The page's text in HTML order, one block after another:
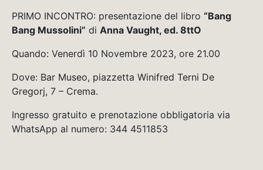
PRIMO INCONTRO: presentazione del libro “Bang
Bang Mussolini” di Anna Vaught, ed. 8ttO
Quando: Venerdì 10 Novembre 2023, ore 21.00
Dove: Bar Museo, piazzetta Winifred Terni De
Gregorj, 7 – Crema.
Ingresso gratuito e prenotazione obbligatoria via
WhatsApp al numero: 344 4511853